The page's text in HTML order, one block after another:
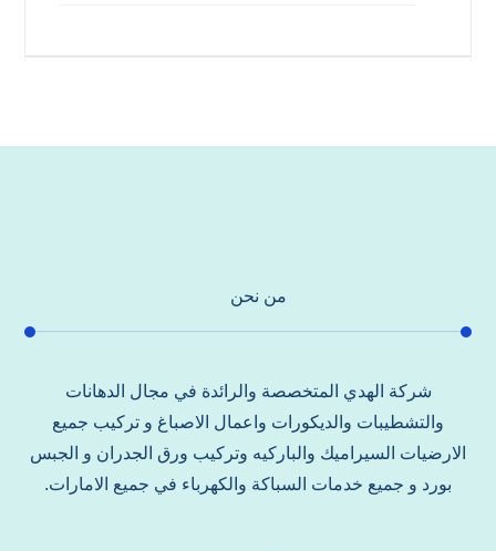
من نحن
شركة الهدي المتخصصة والرائدة في مجال الدهانات
والتشطيبات والديكورات واعمال الاصباغ و تركيب جميع
الارضيات السيراميك والباركيه وتركيب ورق الجدران و الجبس
بورد و جميع خدمات السباكة والكهرباء في جميع الامارات.